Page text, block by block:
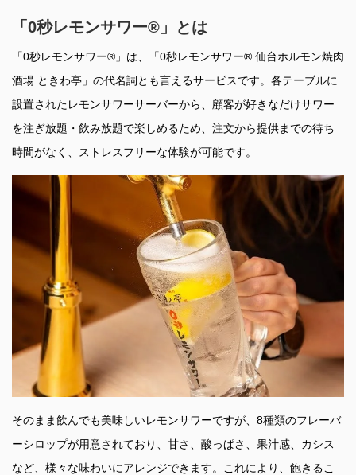
「0秒レモンサワー®」とは
「0秒レモンサワー®」は、「0秒レモンサワー® 仙台ホルモン焼肉
酒場 ときわ亭」の代名詞とも言えるサービスです。各テーブルに
設置されたレモンサワーサーバーから、顧客が好きなだけサワー
を注ぎ放題・飲み放題で楽しめるため、注文から提供までの待ち
時間がなく、ストレスフリーな体験が可能です。
そのまま飲んでも美味しいレモンサワーですが、8種類のフレーバ
ーシロップが用意されており、甘さ、酸っぱさ、果汁感、カシス
など、様々な味わいにアレンジできます。これにより、飽きるこ